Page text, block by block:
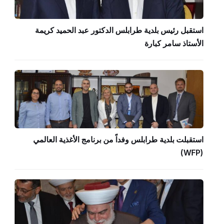
استقبل رئيس بلدية طرابلس الدكتور عبد الحميد كريمة
الأستاذ سامر كبارة
استقبلت بلدية طرابلس وفداً من برنامج الأغذية العالمي
(WFP)